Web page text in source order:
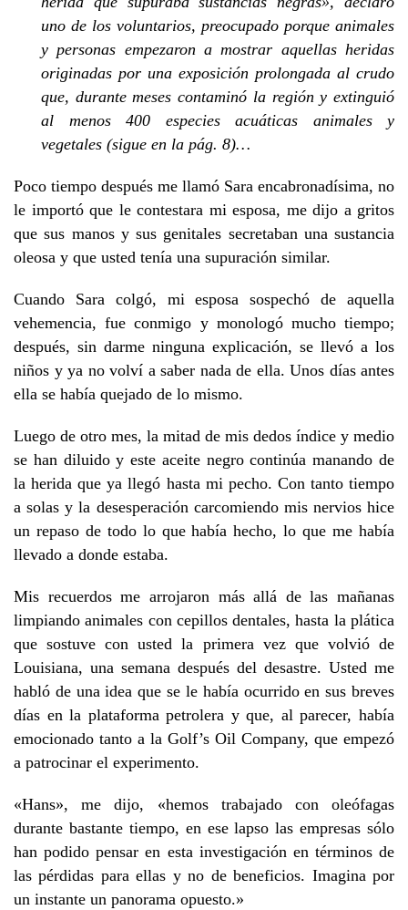
uno de los voluntarios, preocupado porque animales
y personas empezaron a mostrar aquellas heridas
originadas por una exposición prolongada al crudo
que, durante meses contaminó la región y extinguió
al menos 400 especies acuáticas animales y
vegetales (sigue en la pág. 8)…
Poco tiempo después me llamó Sara encabronadísima, no
le importó que le contestara mi esposa, me dijo a gritos
que sus manos y sus genitales secretaban una sustancia
oleosa y que usted tenía una supuración similar.
Cuando Sara colgó, mi esposa sospechó de aquella
vehemencia, fue conmigo y monologó mucho tiempo;
después, sin darme ninguna explicación, se llevó a los
niños y ya no volví a saber nada de ella. Unos días antes
ella se había quejado de lo mismo.
Luego de otro mes, la mitad de mis dedos índice y medio
se han diluido y este aceite negro continúa manando de
la herida que ya llegó hasta mi pecho. Con tanto tiempo
a solas y la desesperación carcomiendo mis nervios hice
un repaso de todo lo que había hecho, lo que me había
llevado a donde estaba.
Mis recuerdos me arrojaron más allá de las mañanas
limpiando animales con cepillos dentales, hasta la plática
que sostuve con usted la primera vez que volvió de
Louisiana, una semana después del desastre. Usted me
habló de una idea que se le había ocurrido en sus breves
días en la plataforma petrolera y que, al parecer, había
emocionado tanto a la Golf’s Oil Company, que empezó
a patrocinar el experimento.
«Hans», me dijo, «hemos trabajado con oleófagas
durante bastante tiempo, en ese lapso las empresas sólo
han podido pensar en esta investigación en términos de
las pérdidas para ellas y no de beneficios. Imagina por
un instante un panorama opuesto.»